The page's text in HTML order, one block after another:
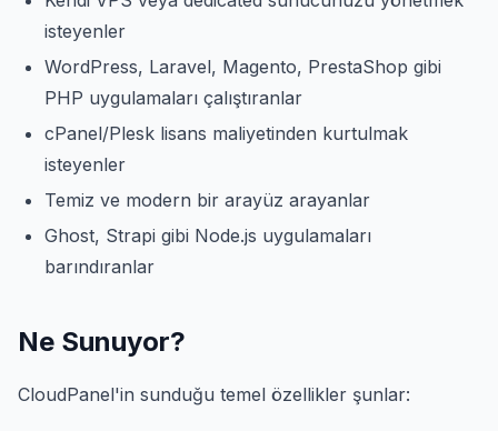
isteyenler
WordPress, Laravel, Magento, PrestaShop gibi
PHP uygulamaları çalıştıranlar
cPanel/Plesk lisans maliyetinden kurtulmak
isteyenler
Temiz ve modern bir arayüz arayanlar
Ghost, Strapi gibi Node.js uygulamaları
barındıranlar
Ne Sunuyor?
CloudPanel'in sunduğu temel özellikler şunlar: